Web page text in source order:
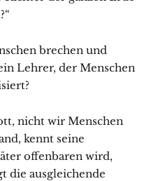
brechen und
Lehrer, der Menschen
nicht wir Menschen
kennt seine
offenbaren wird,
die ausgleichende